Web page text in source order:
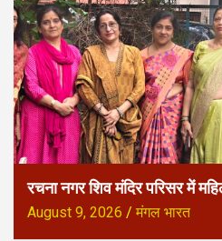
रचना नगर शिव मंदिर परिसर में
August 9, 2026 मंगल भारत